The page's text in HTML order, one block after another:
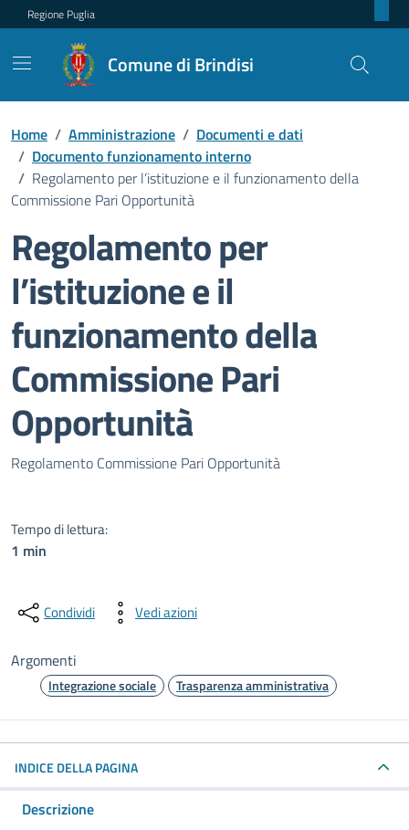
Regione Puglia
Comune di Brindisi
Home / Amministrazione / Documenti e dati
/ Documento funzionamento interno
/ Regolamento per l’istituzione e il funzionamento della
Commissione Pari Opportunità
Regolamento per
l’istituzione e il
funzionamento della
Commissione Pari
Opportunità
Dettagli del documento
Regolamento Commissione Pari Opportunità
Tempo di lettura:
1 min
Condividi Vedi azioni
Argomenti
Integrazione sociale Trasparenza amministrativa
INDICE DELLA PAGINA
Descrizione